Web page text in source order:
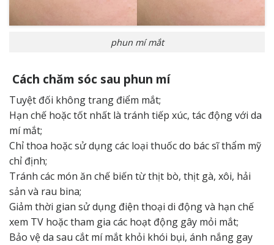
phun mí mắt
Cách chăm sóc sau phun mí
Tuyệt đối không trang điểm mắt;
Hạn chế hoặc tốt nhất là tránh tiếp xúc, tác động với da
mí mắt;
Chỉ thoa hoặc sử dụng các loại thuốc do bác sĩ thẩm mỹ
chỉ định;
Tránh các món ăn chế biến từ thịt bò, thịt gà, xôi, hải
sản và rau bina;
Giảm thời gian sử dụng điện thoại di động và hạn chế
xem TV hoặc tham gia các hoạt động gây mỏi mắt;
Bảo vệ da sau cắt mí mắt khỏi khói bụi, ánh nắng gay